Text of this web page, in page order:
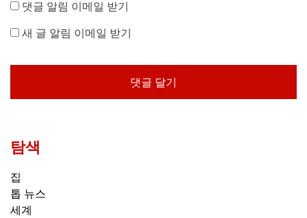
댓글 알림 이메일 받기
새 글 알림 이메일 받기
탐색
집
톱 뉴스
세계